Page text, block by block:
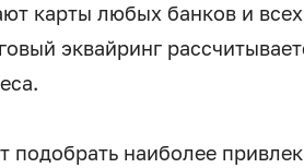
карты любых банков и
эквайринг
наиболее